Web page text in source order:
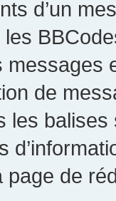
d’un
de
les
page de